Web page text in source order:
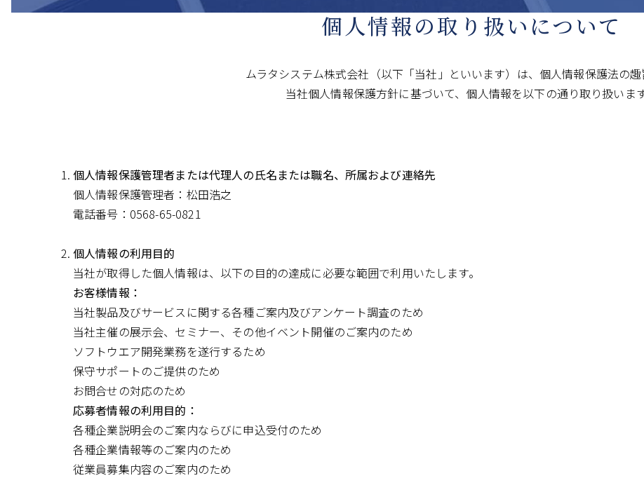
個人情報の取り扱いについて
ムラタシステム株式会社（以下「当社」といいます）は、個人情報保護法の趣
当社個人情報保護方針に基づいて、個人情報を以下の通り取り扱います
個人情報保護管理者または代理人の氏名または職名、所属および連絡先
個人情報保護管理者：松田浩之
電話番号：0568-65-0821
個人情報の利用目的
当社が取得した個人情報は、以下の目的の達成に必要な範囲で利用いたします。
お客様情報：
当社製品及びサービスに関する各種ご案内及びアンケート調査のため
当社主催の展示会、セミナー、その他イベント開催のご案内のため
ソフトウエア開発業務を遂行するため
保守サポートのご提供のため
お問合せの対応のため
応募者情報の利用目的：
各種企業説明会のご案内ならびに申込受付のため
各種企業情報等のご案内のため
従業員募集内容のご案内のため